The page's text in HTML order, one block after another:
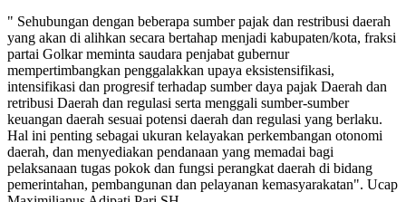
" Sehubungan dengan beberapa sumber pajak dan restribusi daerah
yang akan di alihkan secara bertahap menjadi kabupaten/kota, fraksi
partai Golkar meminta saudara penjabat gubernur
mempertimbangkan penggalakkan upaya eksistensifikasi,
intensifikasi dan progresif terhadap sumber daya pajak Daerah dan
retribusi Daerah dan regulasi serta menggali sumber-sumber
keuangan daerah sesuai potensi daerah dan regulasi yang berlaku.
Hal ini penting sebagai ukuran kelayakan perkembangan otonomi
daerah, dan menyediakan pendanaan yang memadai bagi
pelaksanaan tugas pokok dan fungsi perangkat daerah di bidang
pemerintahan, pembangunan dan pelayanan kemasyarakatan". Ucap